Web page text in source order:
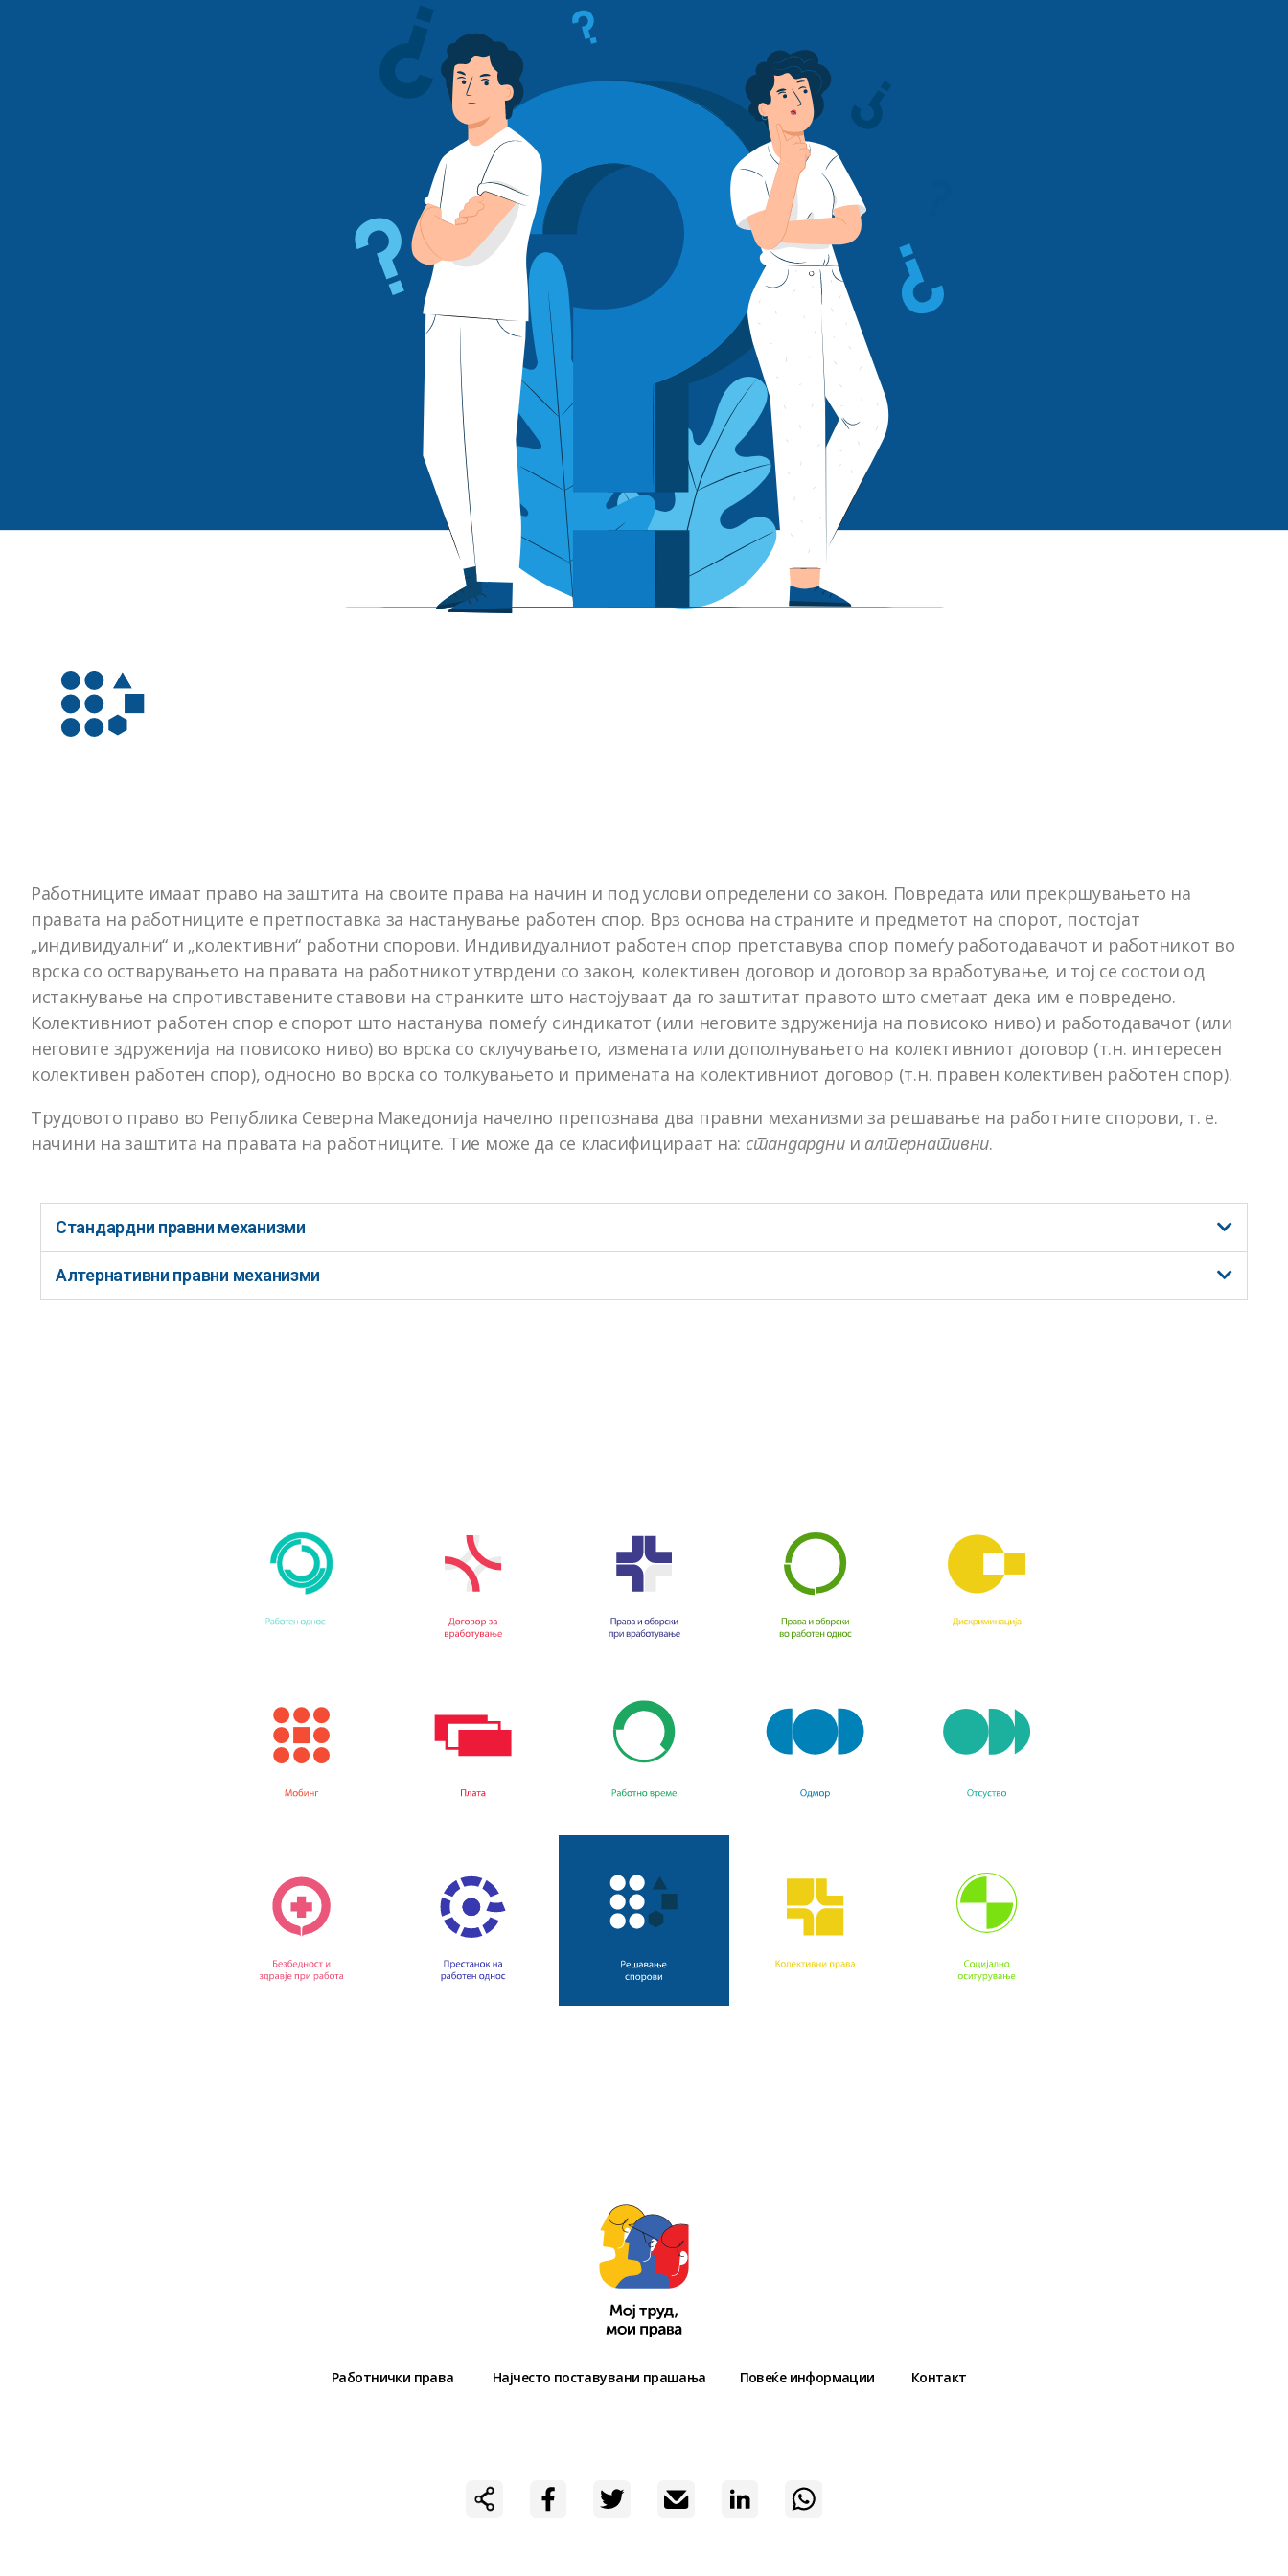
Работниците имаат право на заштита на своите права на начин и под услови определени со закон. Повредата или прекршувањето на
правата на работниците е претпоставка за настанување работен спор. Врз основа на страните и предметот на спорот, постојат
„индивидуални“ и „колективни“ работни спорови. Индивидуалниот работен спор претставува спор помеѓу работодавачот и работникот во
врска со остварувањето на правата на работникот утврдени со закон, колективен договор и договор за вработување, и тој се состои од
истакнување на спротивставените ставови на странките што настојуваат да го заштитат правото што сметаат дека им е повредено.
Колективниот работен спор е спорот што настанува помеѓу синдикатот (или неговите здруженија на повисоко ниво) и работодавачот (или
неговите здруженија на повисоко ниво) во врска со склучувањето, измената или дополнувањето на колективниот договор (т.н. интересен
колективен работен спор), односно во врска со толкувањето и примената на колективниот договор (т.н. правен колективен работен спор).
Трудовото право во Република Северна Македонија начелно препознава два правни механизми за решавање на работните спорови, т. е.
начини на заштита на правата на работниците. Тие може да се класифицираат на: стандардни и алтернативни.
Стандардни правни механизми
Алтернативни правни механизми
Работнички права Најчесто поставувани прашања Повеќе информации Контакт